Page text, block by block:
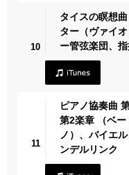
10
タイスの瞑想
ター（ヴァイ
ー管弦楽団、
11
ピアノ協奏曲
第2楽章 （ベ
ノ）、バイエ
ンデルリンク